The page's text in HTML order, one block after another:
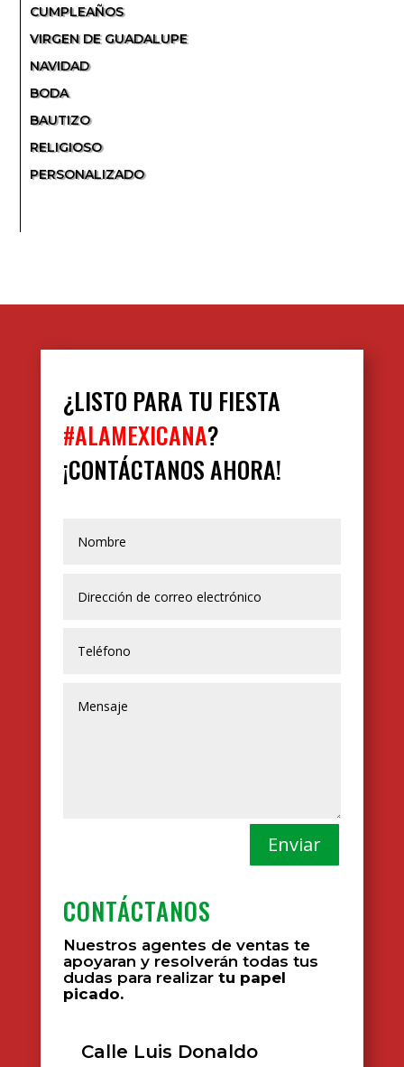
CUMPLEAÑOS
VIRGEN DE GUADALUPE
NAVIDAD
BODA
BAUTIZO
RELIGIOSO
PERSONALIZADO
¿LISTO PARA TU FIESTA
#ALAMEXICANA?
¡CONTÁCTANOS AHORA!
Enviar
CONTÁCTANOS
Nuestros agentes de ventas te
apoyaran y resolverán todas tus
dudas para realizartu papel
picado.
Calle Luis Donaldo